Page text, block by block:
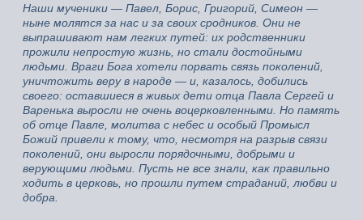
Наши мученики — Павел, Борис, Григорий, Симеон —
ныне молятся за нас и за своих сродников. Они не
выпрашивают нам легких путей: их родственники
прожили непростую жизнь, но стали достойными
людьми. Враги Бога хотели порвать связь поколений,
уничтожить веру в народе — и, казалось, добились
своего: оставшиеся в живых дети отца Павла Сергей и
Варенька выросли не очень воцерковленными. Но память
об отце Павле, молитва с небес и особый Промысл
Божий привели к тому, что, несмотря на разрыв связи
поколений, они выросли порядочными, добрыми и
верующими людьми. Пусть не все знали, как правильно
ходить в церковь, но прошли путем страданий, любви и
добра.